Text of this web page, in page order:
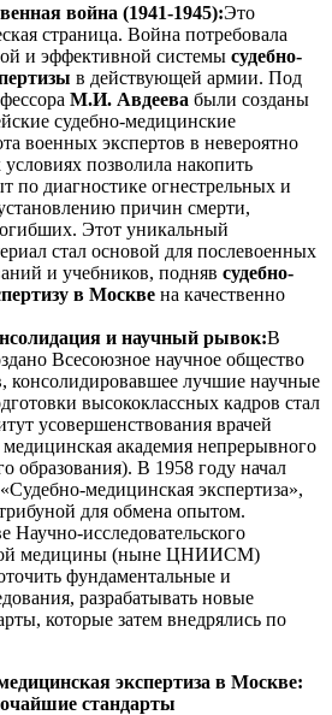
война (1941-1945):Это
страница. Война потребовала
и эффективной системы судебно-
в действующей армии. Под
М.И. Авдеева были созданы
судебно-медицинские
военных экспертов в невероятно
позволила накопить
по диагностике огнестрельных и
причин смерти,
Этот уникальный
стал основой для послевоенных
и учебников, подняв судебно-
в Москве на качественно
и научный рывок:В
Всесоюзное научное общество
консолидировавшее лучшие научные
высококлассных кадров стал
усовершенствования врачей
академия непрерывного
образования). В 1958 году начал
медицинская экспертиза»,
для обмена опытом.
Научно-исследовательского
медицины (ныне ЦНИИСМ)
фундаментальные и
разрабатывать новые
которые затем внедрялись по
экспертиза в Москве:
стандарты